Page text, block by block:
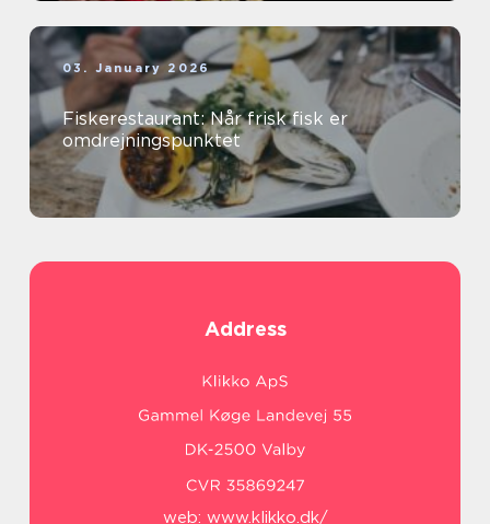
03. January 2026
Fiskerestaurant: Når frisk fisk er
omdrejningspunktet
Address
web: www.klikko.dk/